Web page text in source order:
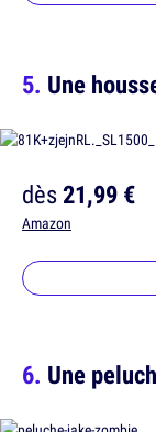
Une
dès21,99 €
Amazon
Une